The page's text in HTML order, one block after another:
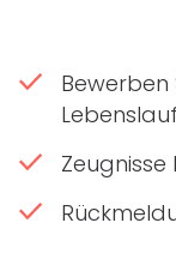
Bewerben